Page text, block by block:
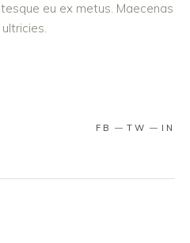
eu ex metus. Maecenas
FB TW IN